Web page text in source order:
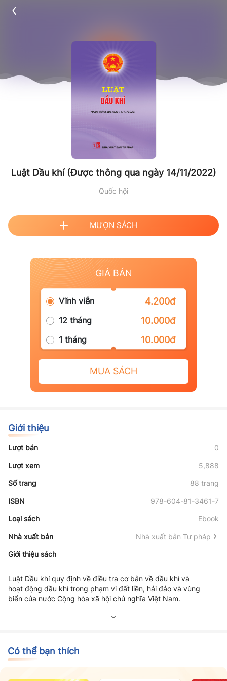
Luật Dầu khí (Được thông qua ngày 14/11/2022)
Quốc hội
MƯỢN SÁCH
GIÁ BÁN
Vĩnh viễn 4.200đ
12 tháng 10.000đ
1 tháng 10.000đ
MUA SÁCH
Giới thiệu
Lượt bán 0
Lượt xem 5,888
Số trang 88 trang
ISBN 978-604-81-3461-7
Loại sách Ebook
Nhà xuất bản Nhà xuất bản Tư pháp
Giới thiệu sách
Luật Dầu khíquy định về điều tra cơ bản về dầu khí và
hoạt động dầu khí trong phạm vi đất liền, hải đảo và vùng
biển của nước Cộng hòa xã hội chủ nghĩa Việt Nam.
Có thể bạn thích